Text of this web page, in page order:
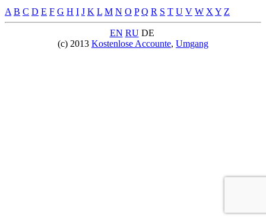
A B C D E F G H I J K L M N O P Q R S T U V W X Y Z
EN RUDE
(c) 2013 Kostenlose Accounte, Umgang